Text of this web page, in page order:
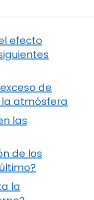
efecto
de
atmósfera
las
de los
la